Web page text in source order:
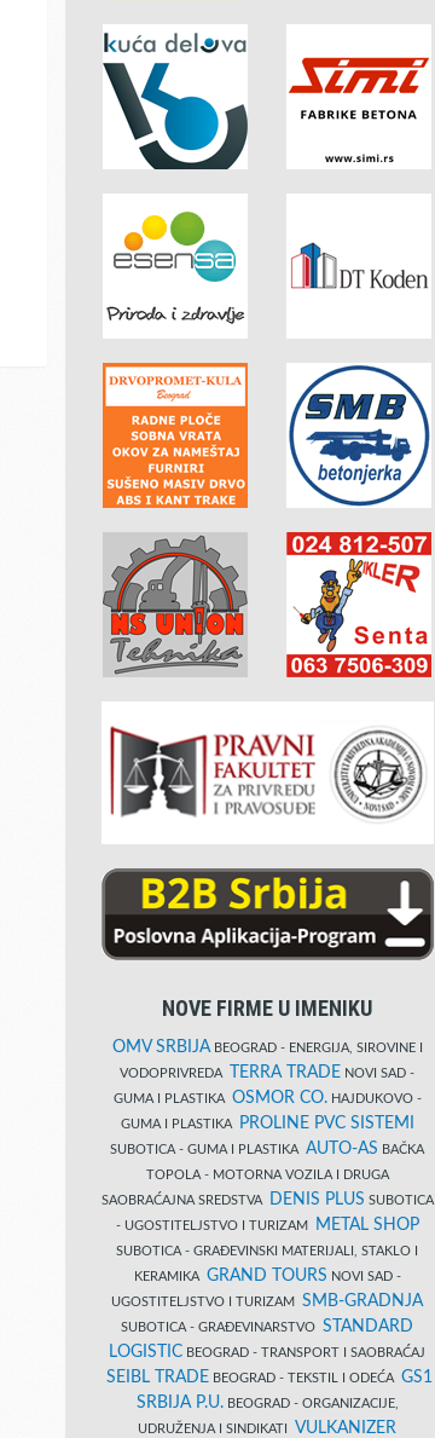
NOVE FIRME U IMENIKU
OMV SRBIJABEOGRAD - ENERGIJA, SIROVINE I
VODOPRIVREDA
TERRA TRADE NOVI SAD -
GUMA I PLASTIKA OSMOR CO.HAJDUKOVO -
GUMA I PLASTIKA
PROLINE PVC SISTEMI
SUBOTICA - GUMA I PLASTIKA AUTO-AS BAČKA
TOPOLA - MOTORNA VOZILA I DRUGA
SAOBRAĆAJNA SREDSTVA
DENIS PLUS SUBOTICA
- UGOSTITELJSTVO I TURIZAM
METAL SHOP
SUBOTICA - GRAĐEVINSKI MATERIJALI, STAKLO I
KERAMIKA GRAND TOURS NOVI SAD -
UGOSTITELJSTVO I TURIZAM SMB-GRADNJA
SUBOTICA - GRAĐEVINARSTVO STANDARD
LOGISTIC BEOGRAD - TRANSPORT I SAOBRAĆAJ
SEIBL TRADE BEOGRAD - TEKSTIL I ODEĆA GS1
SRBIJA P.U.BEOGRAD - ORGANIZACIJE,
UDRUŽENJA I SINDIKATI VULKANIZER